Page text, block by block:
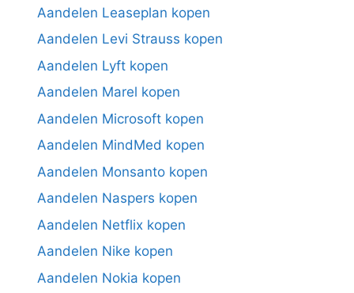
Aandelen Leaseplan kopen
Aandelen Levi Strauss kopen
Aandelen Lyft kopen
Aandelen Marel kopen
Aandelen Microsoft kopen
Aandelen MindMed kopen
Aandelen Monsanto kopen
Aandelen Naspers kopen
Aandelen Netflix kopen
Aandelen Nike kopen
Aandelen Nokia kopen